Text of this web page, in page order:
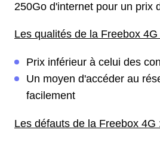
250Go d'internet pour un prix
Les qualités de la Freebox 4G
Prix inférieur à celui des
Un moyen d'accéder au
facilement
Les défauts de la Freebox 4G